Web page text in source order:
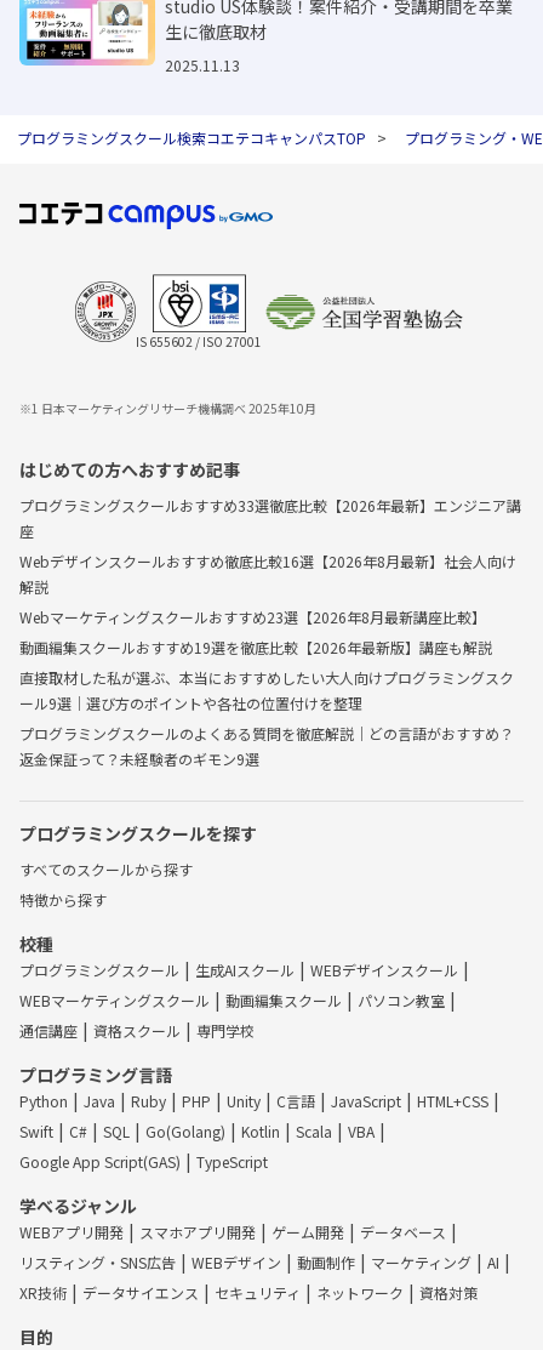
studio US体験談！案件紹介・受講期間を卒業
生に徹底取材
2025.11.13
プログラミングスクール検索コエテコキャンパスTOP プログラミング・
IS 655602 / ISO 27001
※1 日本マーケティングリサーチ機構調べ 2025年10月
はじめての方へおすすめ記事
プログラミングスクールおすすめ33選徹底比較【2026年最新】エンジニア講
座
Webデザインスクールおすすめ徹底比較16選【2026年8月最新】社会人向け
解説
Webマーケティングスクールおすすめ23選【2026年8月最新講座比較】
動画編集スクールおすすめ19選を徹底比較【2026年最新版】講座も解説
直接取材した私が選ぶ、本当におすすめしたい大人向けプログラミングスク
ール9選｜選び方のポイントや各社の位置付けを整理
プログラミングスクールのよくある質問を徹底解説｜どの言語がおすすめ？
返金保証って？未経験者のギモン9選
プログラミングスクールを探す
すべてのスクールから探す
特徴から探す
校種
プログラミングスクール 生成AIスクール
WEBデザインスクール
WEBマーケティングスクール
動画編集スクール
パソコン教室
通信講座
資格スクール 専門学校
プログラミング言語
Python Java Ruby PHP Unity C言語 JavaScript
HTML+CSS
Swift
C# SQL Go(Golang) Kotlin Scala
VBA
Google App Script(GAS)
TypeScript
学べるジャンル
WEBアプリ開発 スマホアプリ開発 ゲーム開発
データベース
リスティング・SNS広告
WEBデザイン 動画制作 マーケティング
AI
XR技術
データサイエンス セキュリティ ネットワーク 資格対策
目的